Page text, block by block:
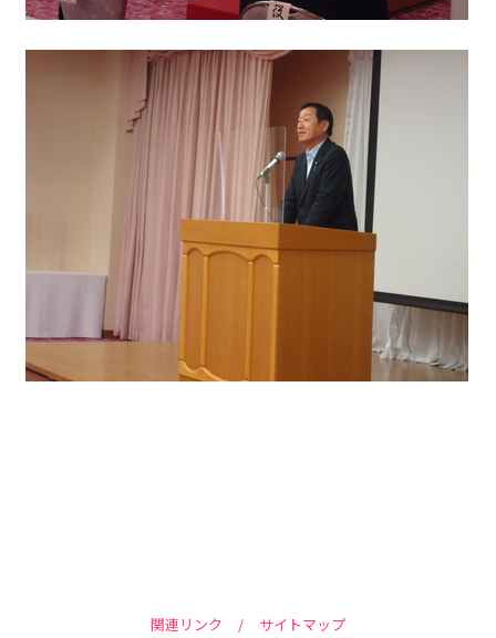
関連リンク /
サイトマップ